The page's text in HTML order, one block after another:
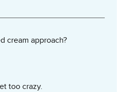
cream approach?
too crazy.